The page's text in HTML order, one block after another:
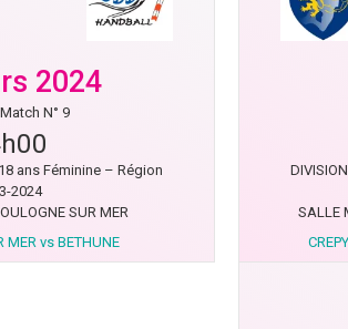
2024
N° 9
ans Féminine – Région
2024
SUR MER
MER vs BETHUNE
SALLE